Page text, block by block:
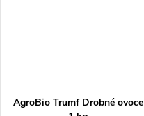
AgroBio Trumf Drobné ovoce